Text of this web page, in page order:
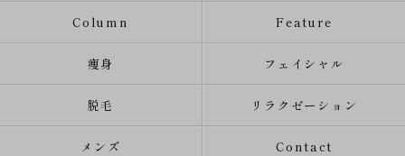
Column Feature
痩身 フェイシャル
脱毛 リラクゼーション
メンズ Contact